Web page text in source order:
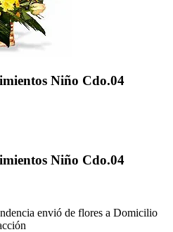
Niño Cdo.04
Niño Cdo.04
envió de flores a Domicilio